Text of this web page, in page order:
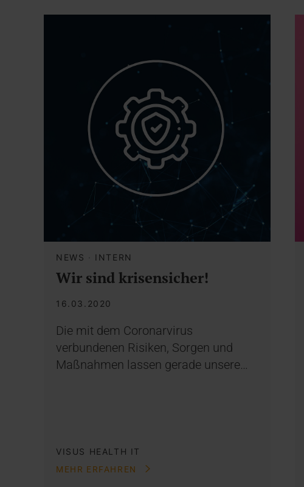
NEWS · INTERN
Wir sind krisensicher!
16.03.2020
Die mit dem Coronarvirus
verbundenen Risiken, Sorgen und
Maßnahmen lassen gerade unsere…
VISUS HEALTH IT
MEHR ERFAHREN